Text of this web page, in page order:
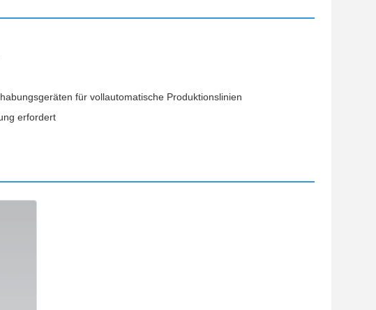
für vollautomatische Produktionslinien
erfordert